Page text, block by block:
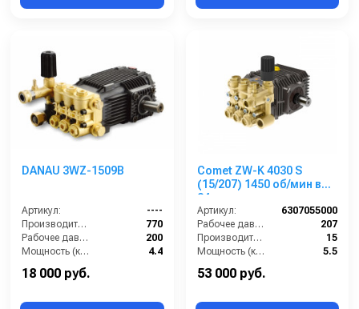
DANAU 3WZ-1509B
Артикул:
----
Производительность (л/ч):
770
Рабочее давление (бар):
200
Мощность (кВт):
4.4
18 000 руб.
Comet ZW-K 4030 S
(15/207) 1450 об/мин вал
24 мм
Артикул:
6307055000
Рабочее давление (бар):
207
Производительность (л/мин):
15
Мощность (кВт):
5.5
Обороты двигателя (об/мин):
53 000 руб.